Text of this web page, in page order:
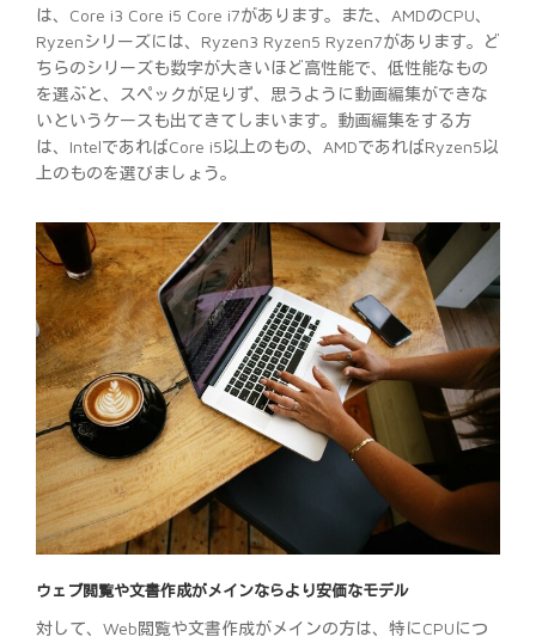
は、Core i3 Core i5 Core i7があります。また、AMDのCPU、
Ryzenシリーズには、Ryzen3 Ryzen5 Ryzen7があります。ど
ちらのシリーズも数字が大きいほど高性能で、低性能なもの
を選ぶと、スペックが足りず、思うように動画編集ができな
いというケースも出てきてしまいます。動画編集をする方
は、IntelであればCore i5以上のもの、AMDであればRyzen5以
上のものを選びましょう。
ウェブ閲覧や文書作成がメインならより安価なモデル
対して、Web閲覧や文書作成がメインの方は、特にCPUにつ